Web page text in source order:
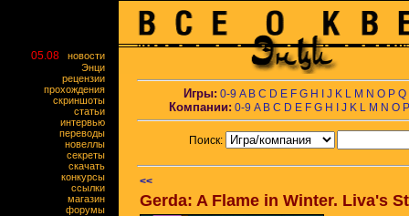
05.08
новости
Энци
рецензии
прохождения
скриншоты
статьи
интервью
переводы
новеллы
секреты
скачать
конкурсы
ссылки
магазин
форумы
Игры: 0-9 A B C D E F G H J K L M N O P Q
Компании: 0-9 A B C D E F G H J K L M N O P
Поиск:
<<
Gerda: A Flame in Winter. Liva's